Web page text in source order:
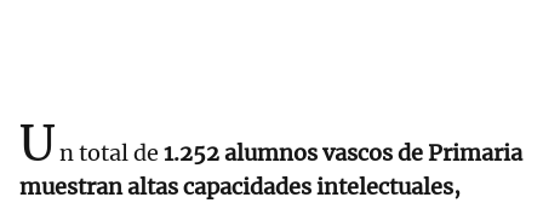
Un total de 1.252 alumnos vascos de Primaria
muestran altas capacidades intelectuales,